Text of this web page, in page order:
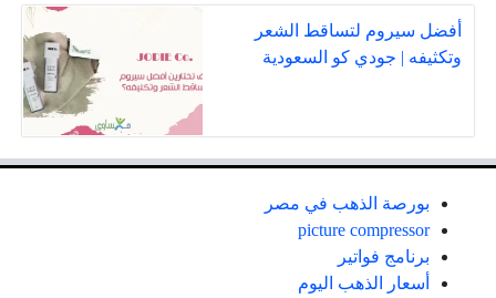
أفضل سيروم لتساقط الشعر
وتكثيفه | جودي كو السعودية
بورصة الذهب في مصر
picture compressor
برنامج فواتير
أسعار الذهب اليوم